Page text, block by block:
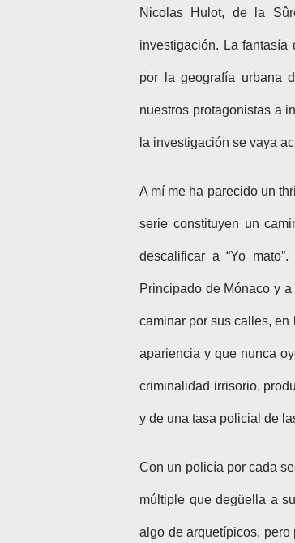
Nicolas Hulot, de la
investigación. La
por la geografía urbana
nuestros protagonistas a
la investigación se vaya
A mí me ha parecido un
serie constituyen un
descalificar a “Yo
Principado de Mónaco y
caminar por sus calles,
apariencia y que nunca
criminalidad irrisorio,
y de una tasa policial de
Con un policía por cada
múltiple que degüella a
algo de arquetípicos,